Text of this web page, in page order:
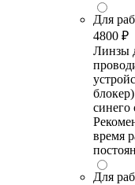
Для
4800 ₽
Линзы
синего
время
Для